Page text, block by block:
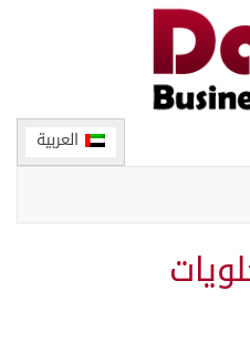
العربية